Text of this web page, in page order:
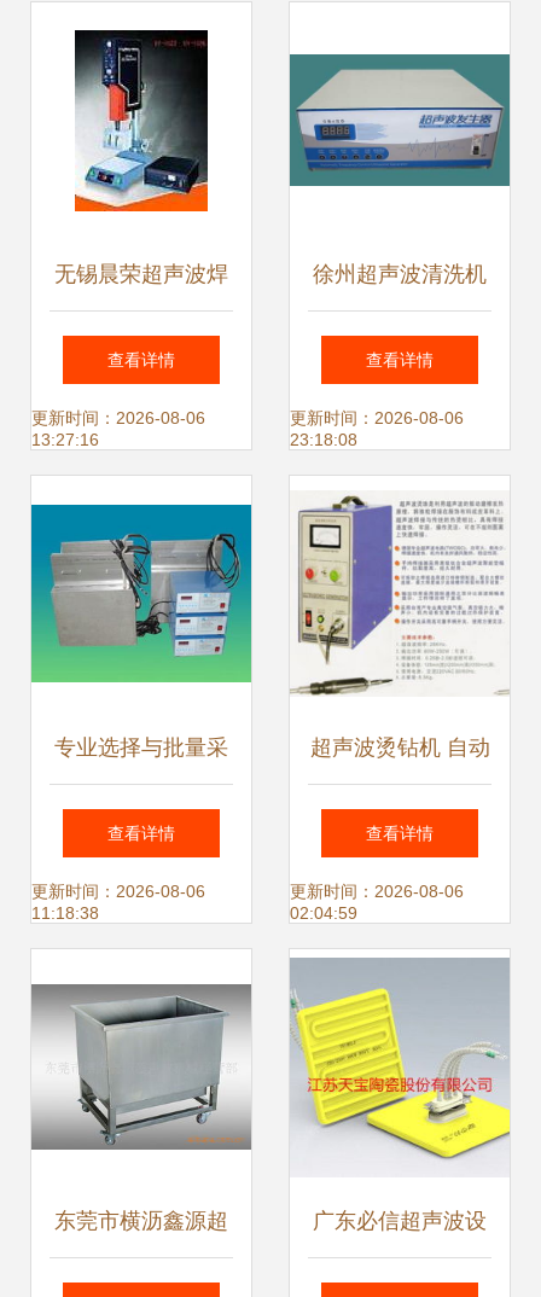
与前景
无锡晨荣超声波焊
接设备 铝业焊接的
创新解决方案与市
查看详情
更新时间：2026-08-06
13:27:16
徐州超声波清洗机
振板生产 工艺精进
与设备创新
查看详情
更新时间：2026-08-06
23:18:08
专业选择与批量采
购指南 标准超声波
清洗机、设备与模
查看详情
更新时间：2026-08-06
11:18:38
超声波烫钻机 自动
化机械领域的革新
者——广超超声波
设备厂的卓越贡献
查看详情
更新时间：2026-08-06
02:04:59
东莞市横沥鑫源超 广东必信超声波设